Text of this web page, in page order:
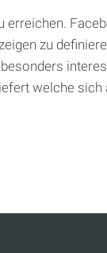
zu
welche